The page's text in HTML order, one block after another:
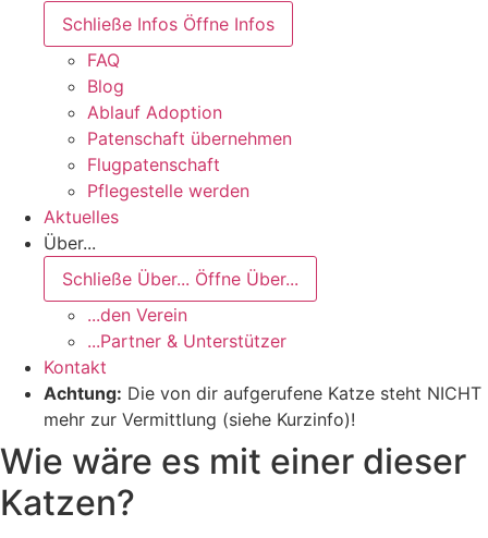
Schließe Infos Öffne Infos
FAQ
Blog
Ablauf Adoption
Patenschaft übernehmen
Flugpatenschaft
Pflegestelle werden
Aktuelles
Über...
Schließe Über... Öffne Über...
...den Verein
...Partner & Unterstützer
Kontakt
Achtung: Die von dir aufgerufene Katze steht NICHT
mehr zur Vermittlung (siehe Kurzinfo)!
Wie wäre es mit einer dieser
Katzen?